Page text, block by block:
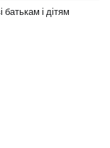
і дітям